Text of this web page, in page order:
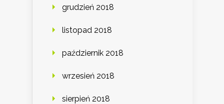
grudzień 2018
listopad 2018
październik 2018
wrzesień 2018
sierpień 2018